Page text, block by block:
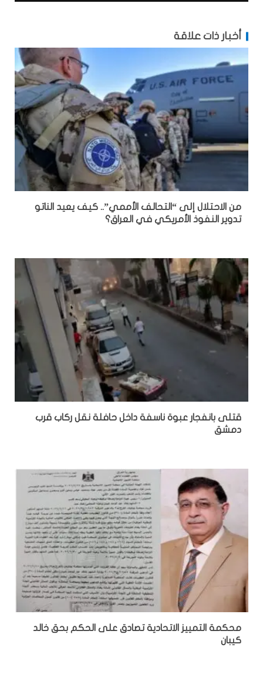
أخبار ذات علاقة
من الاحتلال إلى “التحالف الأممي”.. كيف يعيد الناتو
تدوير النفوذ الأمريكي في العراق؟
قتلى بانفجار عبوة ناسفة داخل حافلة نقل ركاب قرب
دمشق
محكمة التمييز الاتحادية تصادق على الحكم بحق خالد
كيبان